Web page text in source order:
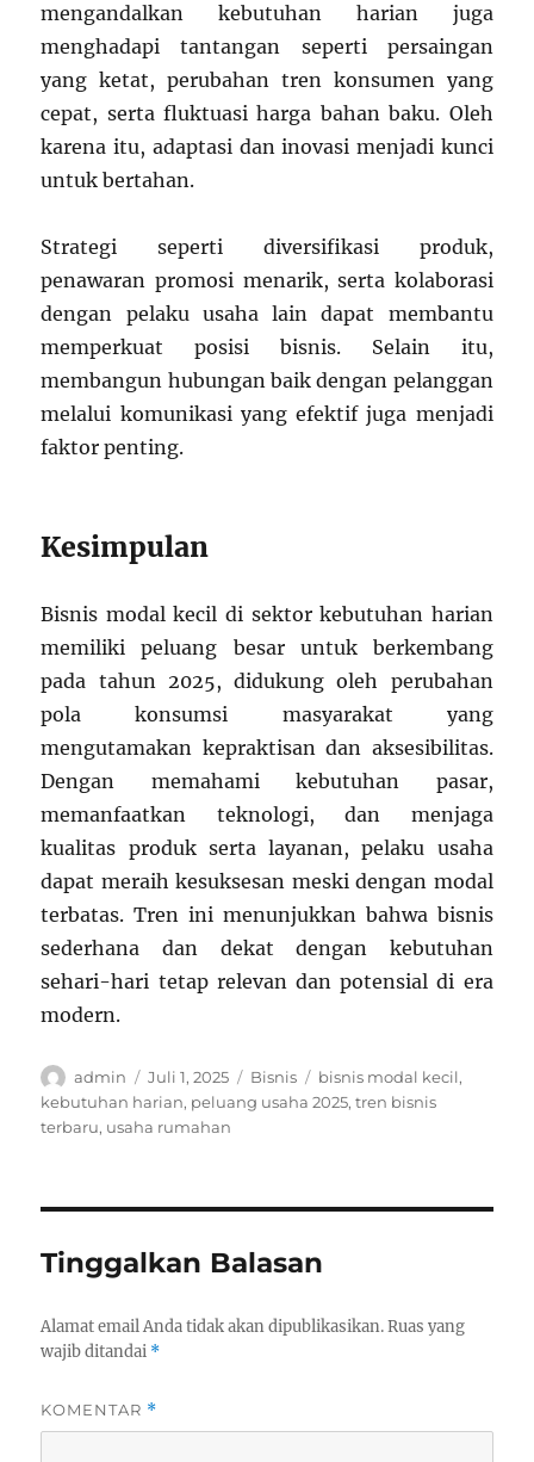
mengandalkan kebutuhan harian juga
menghadapi tantangan seperti persaingan
yang ketat, perubahan tren konsumen yang
cepat, serta fluktuasi harga bahan baku. Oleh
karena itu, adaptasi dan inovasi menjadi kunci
untuk bertahan.
Strategi seperti diversifikasi produk,
penawaran promosi menarik, serta kolaborasi
dengan pelaku usaha lain dapat membantu
memperkuat posisi bisnis. Selain itu,
membangun hubungan baik dengan pelanggan
melalui komunikasi yang efektif juga menjadi
faktor penting.
Kesimpulan
Bisnis modal kecil di sektor kebutuhan harian
memiliki peluang besar untuk berkembang
pada tahun 2025, didukung oleh perubahan
pola konsumsi masyarakat yang
mengutamakan kepraktisan dan aksesibilitas.
Dengan memahami kebutuhan pasar,
memanfaatkan teknologi, dan menjaga
kualitas produk serta layanan, pelaku usaha
dapat meraih kesuksesan meski dengan modal
terbatas. Tren ini menunjukkan bahwa bisnis
sederhana dan dekat dengan kebutuhan
sehari-hari tetap relevan dan potensial di era
modern.
Author
admin
Posted
on
Juli 1, 2025 Categories
Bisnis Tags
bisnis modal kecil,
kebutuhan harian, peluang usaha 2025,tren bisnis
terbaru, usaha rumahan
Tinggalkan Balasan
Alamat email Anda tidak akan dipublikasikan. Ruas yang
wajib ditandai *
KOMENTAR *